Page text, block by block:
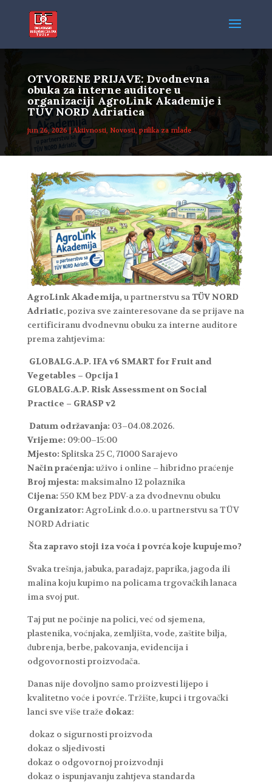
OTVORENE PRIJAVE: Dvodnevna
obuka za interne auditore u
organizaciji AgroLink Akademije i
TÜV NORD Adriatica
jun 26, 2026 |Aktivnosti, Novosti,prilika za mlade
AgroLink Akademija,u partnerstvu sa TÜV NORD
Adriatic, poziva sve zainteresovane da se prijave na
certificiranu dvodnevnu obuku za interne auditore
prema zahtjevima:
GLOBALG.A.P. IFA v6 SMART for Fruit and
Vegetables – Opcija 1
GLOBALG.A.P. Risk Assessment on Social
Practice – GRASP v2
Datum održavanja: 03–04.08.2026.
Vrijeme: 09:00–15:00
Mjesto: Splitska 25 C, 71000 Sarajevo
Način praćenja: uživo i online – hibridno praćenje
Broj mjesta: maksimalno 12 polaznika
Cijena: 550 KM bez PDV-a za dvodnevnu obuku
Organizator: AgroLink d.o.o. u partnerstvu sa TÜV
NORD Adriatic
Šta zapravo stoji iza voća i povrća koje kupujemo?
Svaka trešnja, jabuka, paradajz, paprika, jagoda ili
malina koju kupimo na policama trgovačkih lanaca
ima svoj put.
Taj put ne počinje na polici, već od sjemena,
plastenika, voćnjaka, zemljišta, vode, zaštite bilja,
đubrenja, berbe, pakovanja, evidencija i
odgovornosti proizvođača.
Danas nije dovoljno samo proizvesti lijepo i
kvalitetno voće i povrće. Tržište, kupci i trgovački
lanci sve više traže dokaz:
dokaz o sigurnosti proizvoda
dokaz o sljedivosti
dokaz o odgovornoj proizvodnji
dokaz o ispunjavanju zahtjeva standarda